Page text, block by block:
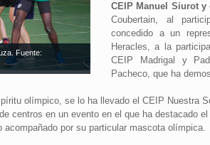
Fuente:
CEIP Manuel Siurot y
Coubertain, al
concedido a un
Heracles, a la
CEIP Madrigal y
Pacheco, que ha
olímpico, se lo ha llevado el CEIP Nuestra
centros en un evento en el que ha destacado
por su particular mascota olímpica.